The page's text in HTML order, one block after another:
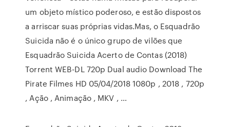
um objeto místico poderoso, e estão dispostos
a arriscar suas próprias vidas.Mas, o Esquadrão
Suicida não é o único grupo de vilões que
Esquadrão Suicida Acerto de Contas (2018)
Torrent WEB-DL 720p Dual audio Download The
Pirate Filmes HD 05/04/2018 1080p , 2018 , 720p
, Ação , Animação , MKV , …